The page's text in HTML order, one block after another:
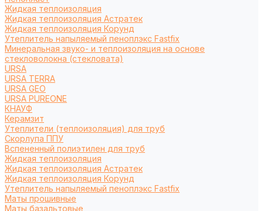
Жидкая теплоизоляция
Жидкая теплоизоляция Астратек
Жидкая теплоизоляция Корунд
Утеплитель напыляемый пеноплэкс Fastfix
Минеральная звуко- и теплоизоляция на основе
стекловолокна (стекловата)
URSA
URSA TERRA
URSA GEO
URSA PUREONE
КНАУФ
Керамзит
Утеплители (теплоизоляция) для труб
Cкорлупа ППУ
Вспененный полиэтилен для труб
Жидкая теплоизоляция
Жидкая теплоизоляция Астратек
Жидкая теплоизоляция Корунд
Утеплитель напыляемый пеноплэкс Fastfix
Маты прошивные
Маты базальтовые